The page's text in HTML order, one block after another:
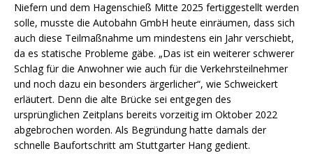
Niefern und dem Hagenschieß Mitte 2025 fertiggestellt werden
solle, musste die Autobahn GmbH heute einräumen, dass sich
auch diese Teilmaßnahme um mindestens ein Jahr verschiebt,
da es statische Probleme gäbe. „Das ist ein weiterer schwerer
Schlag für die Anwohner wie auch für die Verkehrsteilnehmer
und noch dazu ein besonders ärgerlicher“, wie Schweickert
erläutert. Denn die alte Brücke sei entgegen des
ursprünglichen Zeitplans bereits vorzeitig im Oktober 2022
abgebrochen worden. Als Begründung hatte damals der
schnelle Baufortschritt am Stuttgarter Hang gedient.